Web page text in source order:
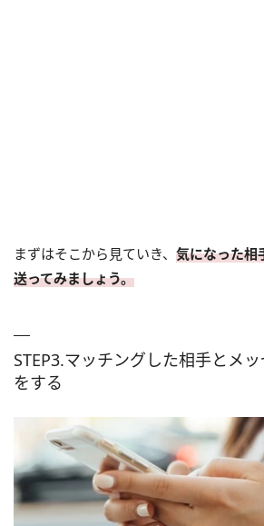
まずはそこから見ていき、 気になった相
送ってみましょう。
STEP3.マッチングした相手とメ
をする